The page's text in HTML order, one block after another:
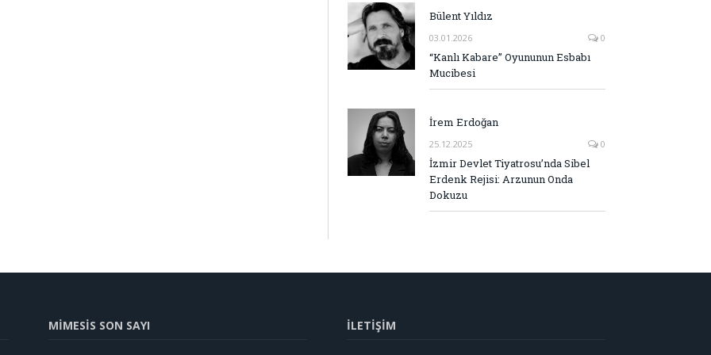
Bülent Yıldız
03.01.2026 0
“Kanlı Kabare” Oyununun Esbabı
Mucibesi
İrem Erdoğan
25.12.2025 0
İzmir Devlet Tiyatrosu’nda Sibel
Erdenk Rejisi: Arzunun Onda
Dokuzu
MİMESİS SON SAYI İLETİŞİM